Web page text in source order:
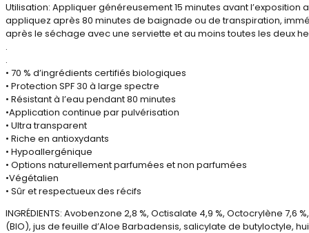
Utilisation: Appliquer généreusement 15 minutes avant l’exposition
appliquez après 80 minutes de baignade ou de transpiration,
après le séchage avec une serviette et au moins toutes les deux
.
.
• 70 % d’ingrédients certifiés biologiques
• Protection SPF 30 à large spectre
• Résistant à l’eau pendant 80 minutes
•Application continue par pulvérisation
• Ultra transparent
• Riche en antioxydants
• Hypoallergénique
• Options naturellement parfumées et non parfumées
•Végétalien
• Sûr et respectueux des récifs
INGRÉDIENTS: Avobenzone 2,8 %, Octisalate 4,9 %, Octocrylène 7,6
(BIO), jus de feuille d’Aloe Barbadensis, salicylate de butyloctyle,